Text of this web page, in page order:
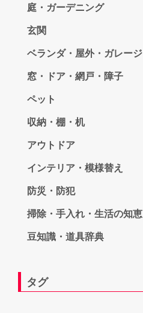
庭・ガーデニング
玄関
ベランダ・屋外・ガレージ
窓・ドア・網戸・障子
ペット
収納・棚・机
アウトドア
インテリア・模様替え
防災・防犯
掃除・手入れ・生活の知恵
豆知識・道具辞典
タグ